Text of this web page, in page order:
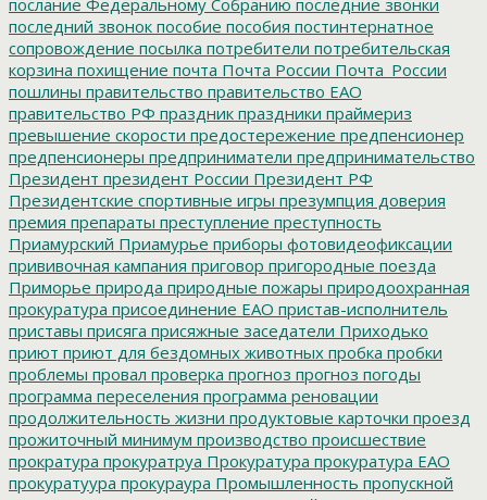
последний звонок пособие пособия постинтернатное
сопровождение посылка потребители потребительская
корзина похищение почта Почта России Почта_России
пошлины правительство правительство ЕАО
правительство РФ праздник праздники праймериз
превышение скорости предостережение предпенсионер
предпенсионеры предприниматели предпринимательство
Президент президент России Президент РФ
Президентские спортивные игры презумпция доверия
премия препараты преступление преступность
Приамурский Приамурье приборы фотовидеофиксации
прививочная кампания приговор пригородные поезда
Приморье природа природные пожары природоохранная
прокуратура присоединение ЕАО пристав-исполнитель
приставы присяга присяжные заседатели Приходько
приют приют для бездомных животных пробка пробки
проблемы провал проверка прогноз прогноз погоды
программа переселения программа реновации
продолжительность жизни продуктовые карточки проезд
прожиточный минимум производство происшествие
прократура прокуратруа Прокуратура прокуратура ЕАО
прокуратуура прокураура Промышленность пропускной